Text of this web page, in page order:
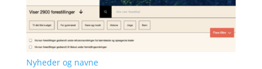
Nyheder og navne